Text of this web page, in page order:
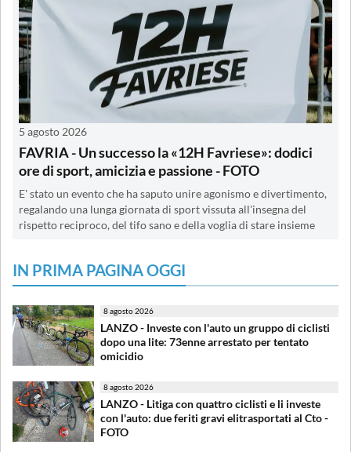
5 agosto 2026
FAVRIA - Un successo la «12H Favriese»: dodici
ore di sport, amicizia e passione - FOTO
E' stato un evento che ha saputo unire agonismo e divertimento,
regalando una lunga giornata di sport vissuta all'insegna del
rispetto reciproco, del tifo sano e della voglia di stare insieme
IN PRIMA PAGINA OGGI
8 agosto 2026
LANZO - Investe con l'auto un gruppo di ciclisti
dopo una lite: 73enne arrestato per tentato
omicidio
8 agosto 2026
LANZO - Litiga con quattro ciclisti e li investe
con l'auto: due feriti gravi elitrasportati al Cto -
FOTO